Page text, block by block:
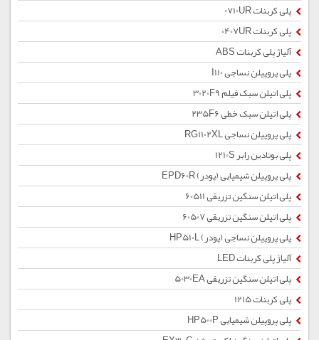
پلی کربنات 0710UR
پلی کربنات 0407UR
آلیاژ پلی کربنات ABS
پلی پروپیلن نساجی I110
پلی اتیلن سبک فیلم 3020F9
پلی اتیلن سبک خطی 235F6
پلی پروپیلن نساجی RG1102XL
پلی بوتادین رابر 1210S
پلی پروپیلن شیمیایی (پودر) EPD60R
پلی اتیلن سنگین تزریقی 60511
پلی اتیلن سنگین تزریقی 60507
پلی پروپیلن نساجی (پودر) HP510L
آلیاژ پلی کربنات LED
پلی اتیلن سنگین تزریقی 5030EA
پلی کربنات 1215
پلی پروپیلن شیمیایی HP500P